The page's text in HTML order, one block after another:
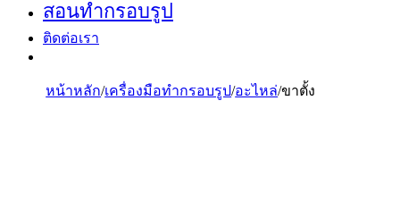
สอนทำกรอบรูป
ติดต่อเรา
หน้าหลัก/เครื่องมือทำกรอบรูป/อะไหล่/ขาตั้ง